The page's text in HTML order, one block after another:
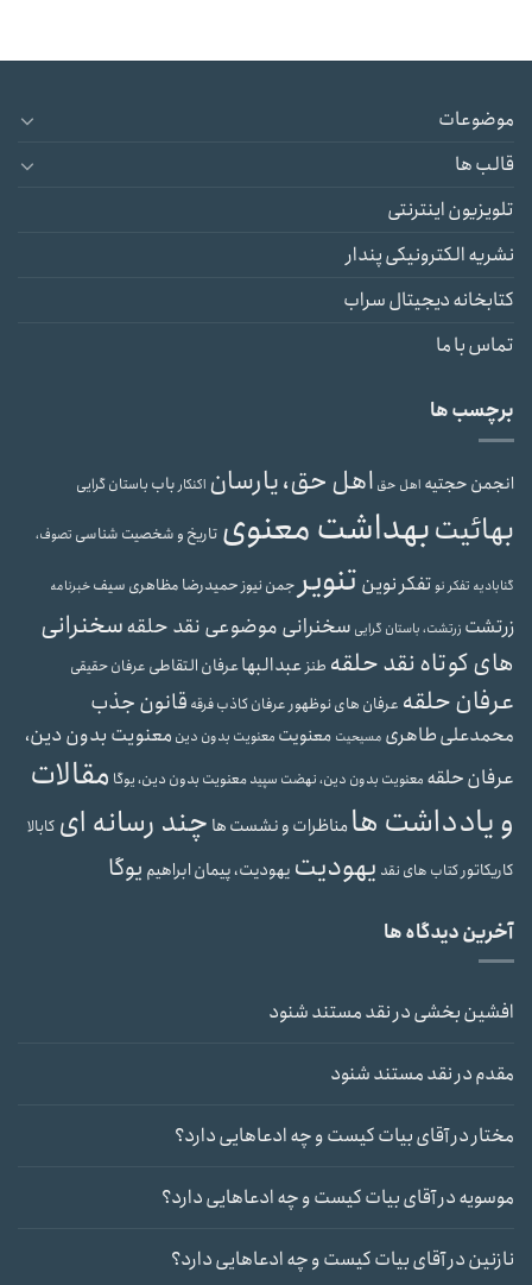
موضوعات
قالب ها
تلویزیون اینترنتی
نشریه الکترونیکی پندار
کتابخانه دیجیتال سراب
تماس با ما
برچسب ها
انجمن حجتیه اهل حق اهل حق، یارسان اکنکارباب باستان گرایی
بهائیتبهداشت معنوی تاریخ و شخصیت شناسی تصوف،
گنابادیه تفکر نوتفکر نوین تنویر جمن نیوز حمیدرضا مظاهری سیفخبرنامه
زرتشت زرتشت، باستان گرایی سخنرانی موضوعی نقد حلقهسخنرانی
های کوتاه نقد حلقه طنز عبدالبهاعرفان التقاطی عرفان حقیقی
عرفان حلقه عرفان های نوظهور عرفان کاذبفرقه قانون جذب
محمدعلی طاهری مسیحیت معنویت معنویت بدون دین معنویت بدون دین،
عرفان حلقه معنویت بدون دین، نهضت سپیدمعنویت بدون دین، یوگا مقالات
و یادداشت هامناظرات و نشست ها چند رسانه ای کابالا
کاریکاتور کتاب های نقد یهودیت یهودیت، پیمان ابراهیم یوگا
آخرین دیدگاه ها
افشین بخشیدرنقد مستند شنود
مقدمدرنقد مستند شنود
مختاردرآقای بیات کیست و چه ادعاهایی دارد؟
موسویهدرآقای بیات کیست و چه ادعاهایی دارد؟
نازنیندرآقای بیات کیست و چه ادعاهایی دارد؟